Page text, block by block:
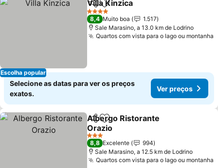
Escolha popular
PartilharAdicionar aos favoritos
Villa Kinzica
4 Estrelas
8,4 Muito boa
1.517
Sale Marasino, a 13.0 km de Lodrino
Quartos com vista para o lago ou montanha
Selecione as datas para ver os preços
exatos.
Ver preços
PartilharAdicionar aos favoritos
Albergo Ristorante
Orazio
Ver preços
3 Estrelas
8,8 Excelente
994
Sale Marasino, a 12.5 km de Lodrino
Quartos com vista para o lago ou montanha